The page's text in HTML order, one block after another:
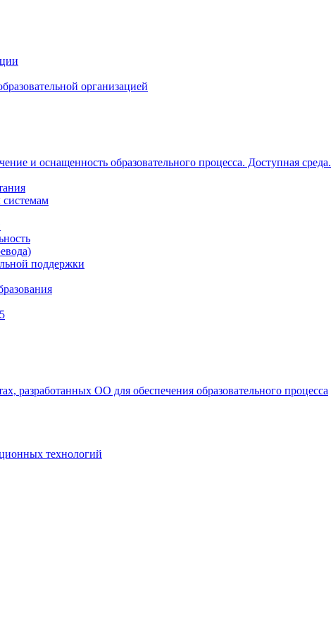
организацией
и оснащенность образовательного процесса. Доступная среда.
поддержки
разработанных ОО для обеспечения образовательного процесса
технологий